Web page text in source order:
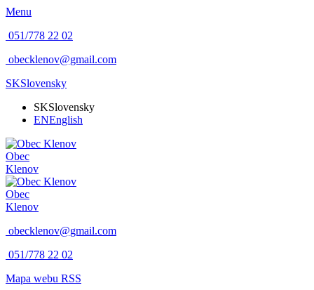
Menu
051/778 22 02
obecklenov@gmail.com
SKSlovensky
SKSlovensky
ENEnglish
Obec
Klenov
Obec
Klenov
obecklenov@gmail.com
051/778 22 02
Mapa webu RSS